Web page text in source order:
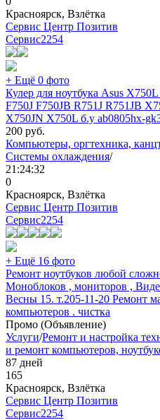
Красноярск, Взлётка
Сервис Центр Позитив
Сервис2254
+ Ещё 0 фото
Кулер для ноутбука Asus
F750J F750JB R751J R751JB
X750JN X750L б.у ab0805hx-
200 руб.
Компьютеры, оргтехника,
Системы охлаждения/
21:24:32
0
Красноярск, Взлётка
Сервис Центр Позитив
Сервис2254
+ Ещё 16 фото
Ремонт ноутбуков любой
Моноблоков , мониторов ,
Весны 15. т.205-11-20 Ремонт
компьютеров . чистка
Промо (Объявление)
Услуги/Ремонт и настройка
и ремонт компьютеров,
87 дней
165
Красноярск, Взлётка
Сервис Центр Позитив
Сервис2254